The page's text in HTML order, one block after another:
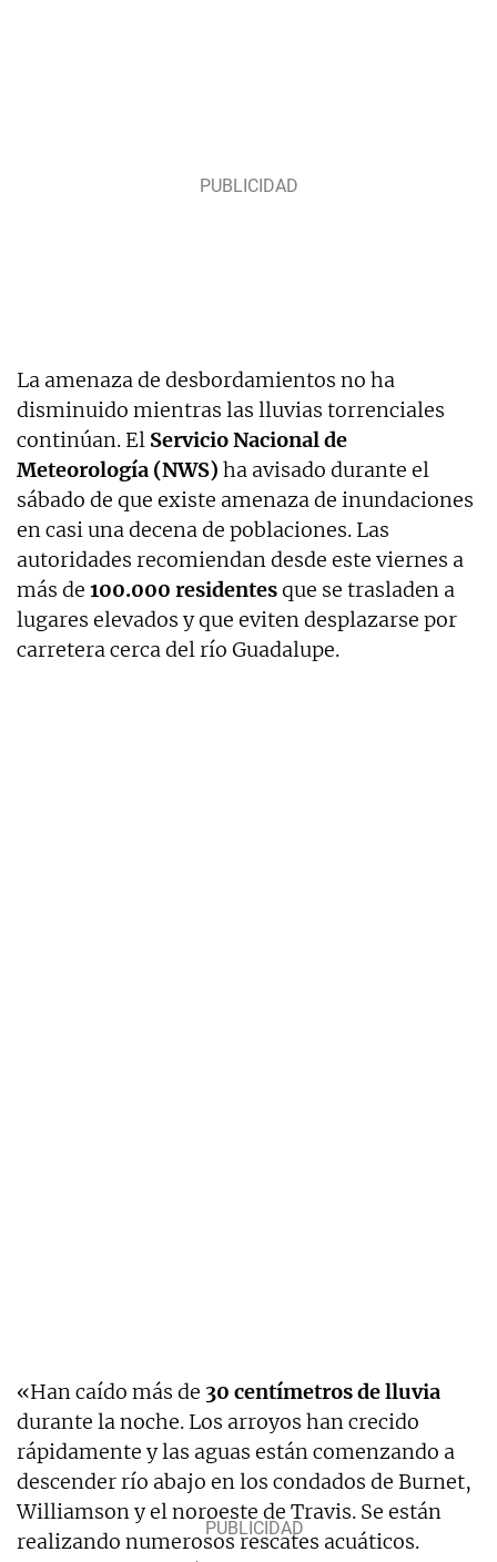
La amenaza de desbordamientos no ha
disminuido mientras las lluvias torrenciales
continúan. El Servicio Nacional de
Meteorología (NWS) ha avisado durante el
sábado de que existe amenaza de inundaciones
en casi una decena de poblaciones. Las
autoridades recomiendan desde este viernes a
más de 100.000 residentesque se trasladen a
lugares elevados y que eviten desplazarse por
carretera cerca del río Guadalupe.
«Han caído más de 30 centímetros de lluvia
durante la noche. Los arroyos han crecido
rápidamente y las aguas están comenzando a
descender río abajo en los condados de Burnet,
Williamson y el noroeste de Travis. Se están
realizando numerosos rescates acuáticos.